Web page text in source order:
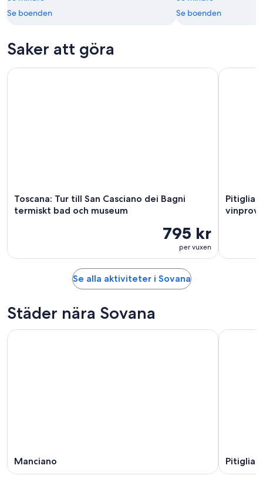
Se boenden
Se boenden
Saker att göra
Toscana: Tur till San Casciano dei Bagni
termiskt bad och museum
795 kr
per vuxen
Toscana: Tur till San Casciano dei Bagni termiskt bad och
Pitigliano
Se alla aktiviteter i Sovana
Städer nära Sovana
Manciano